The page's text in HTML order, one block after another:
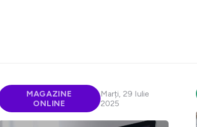
MAGAZINE
ONLINE
Marți, 29 Iulie
2025